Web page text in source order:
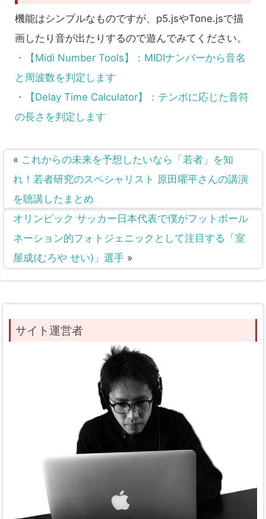
機能はシンプルなものですが、p5.jsやTone.jsで描
画したり音が出たりするので遊んでみてください。
・【Midi Number Tools】：MIDIナンバーから音名
と周波数を判定します
・【Delay Time Calculator】：テンポに応じた音符
の長さを判定します
« これからの未来を予想したいなら「若者」を知
れ！若者研究のスペシャリスト 原田曜平さんの講演
を聴講したまとめ
オリンピック サッカー日本代表で僕がフットボール
ネーション的フォトジェニックとして注目する「室
屋成(むろや せい)」選手 »
サイト運営者